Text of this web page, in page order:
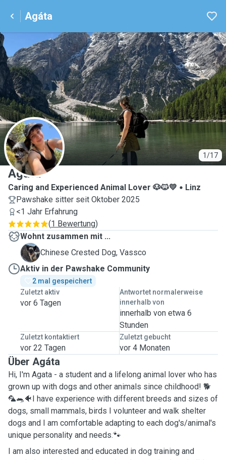
Agáta
1/17
A
Agáta
Caring and Experienced Animal Lover 🐶🐱💛
Linz
Pawshake sitter seit Oktober 2025
<1 Jahr Erfahrung
(1 Bewertung)
Wohnt zusammen mit ...
V
Chinese Crested Dog, Vassco
Aktiv in der Pawshake Community
2 mal gespeichert
Zuletzt aktiv
vor 6 Tagen
Antwortet normalerweise
innerhalb von
innerhalb von etwa 6
Stunden
Zuletzt kontaktiert
vor 22 Tagen
Zuletzt gebucht
vor 4 Monaten
Über Agáta
Hi, I'm Agata - a student and a lifelong animal lover who has
grown up with dogs and other animals since childhood! 🐕
🦜🐀🐠I have experience with different breeds and sizes of
dogs, small mammals, birds I volunteer and walk shelter
dogs and I am comfortable adapting to each dog's/animal's
unique personality and needs.🐾
I am also interested and educated in dog training and